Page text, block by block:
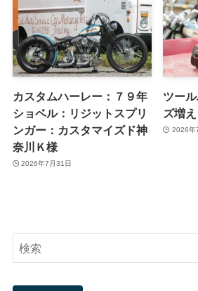
カスタムハーレー：７９年
ショベル：リジットスプリ
ンガー：カスタマイズド神
奈川Ｋ様
2026年7月31日
ツー
ズ増
2026年